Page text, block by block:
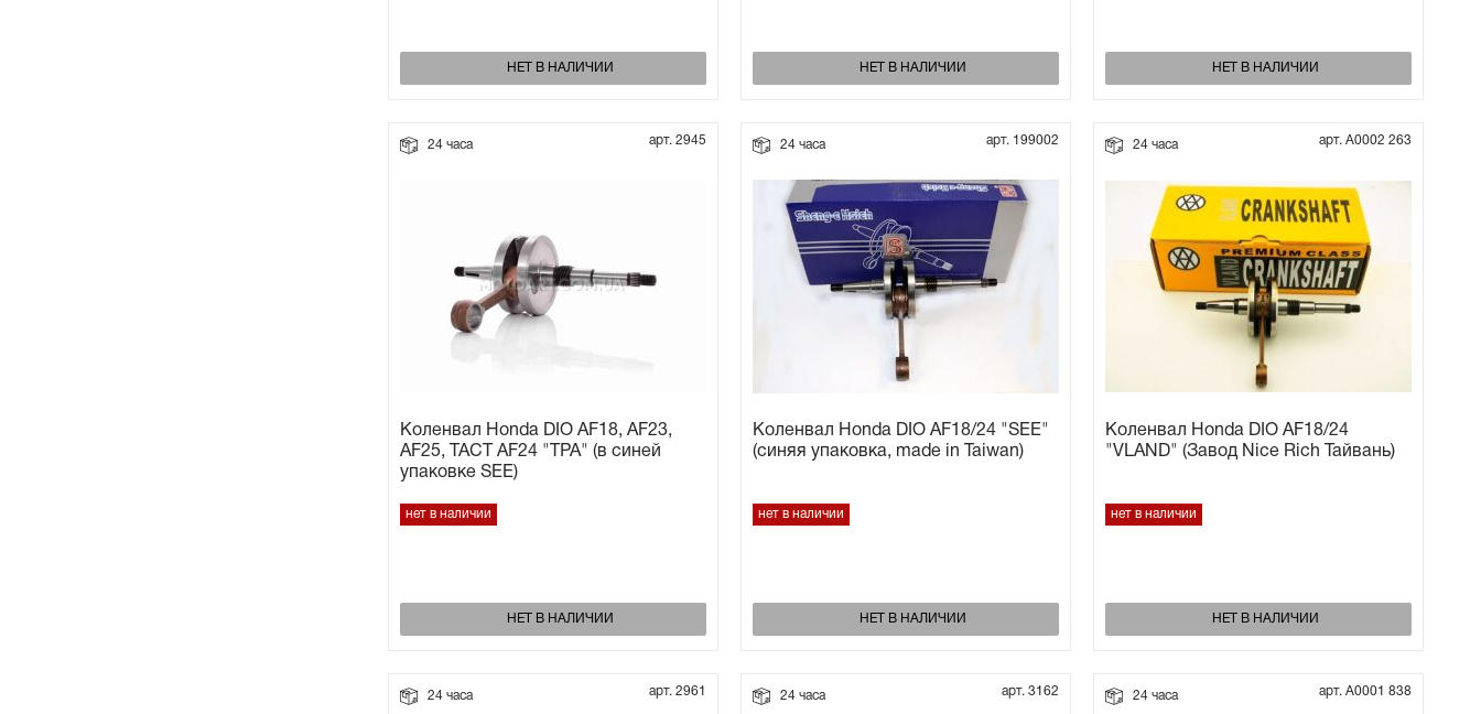
НЕТ В НАЛИЧИИ НЕТ В НАЛИЧИИ НЕТ В НАЛИЧИИ
24 часа арт. 2945
Коленвал Honda DIO AF18, AF23,
AF25, TACT AF24 "TPA" (в синей
упаковке SEE)
нет в наличии
НЕТ В НАЛИЧИИ
24 часа арт. 199002
Коленвал Honda DIO AF18/24 "SEE"
(синяя упаковка, made in Taiwan)
нет в наличии
НЕТ В НАЛИЧИИ
24 часа арт. А0002 263
Коленвал Honda DIO AF18/24
"VLAND" (Завод Nice Rich Тайвань)
нет в наличии
НЕТ В НАЛИЧИИ
24 часа арт. 2961 24 часа арт. 3162 24 часа арт. А0001 838